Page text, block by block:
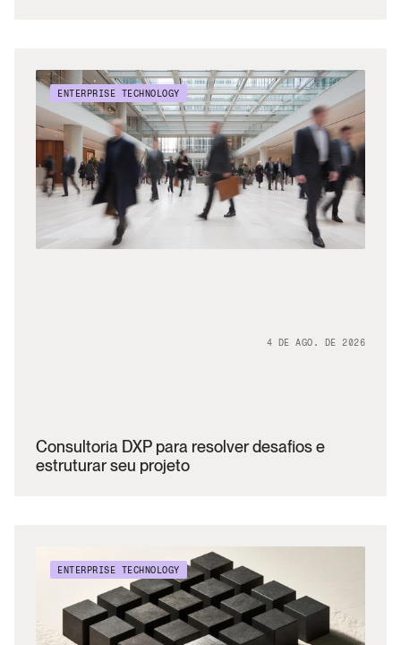
ENTERPRISE TECHNOLOGY
4 DE AGO. DE 2026
Consultoria DXP para resolver desafios e
estruturar seu projeto
ENTERPRISE TECHNOLOGY